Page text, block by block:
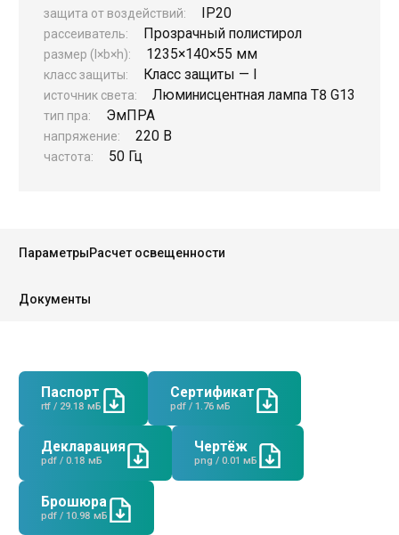
Руководство
защита от воздействий: IP20
рассеиватель: Прозрачный полистирол
размер (l×b×h): 1235×140×55 мм
класс защиты: Класс защиты — I
источник света: Люминисцентная лампа Т8 G13
тип пра: ЭмПРА
напряжение: 220 В
частота: 50 Гц
ПараметрыРасчет освещенности
Документы
Паспорт
rtf / 29.18 мБ
Сертификат
pdf / 1.76 мБ
Декларация
pdf / 0.18 мБ
Чертёж
png / 0.01 мБ
Брошюра
pdf / 10.98 мБ